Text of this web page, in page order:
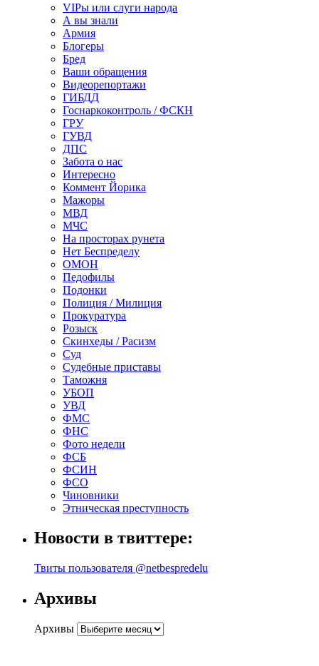
VIPы или слуги народа
А вы знали
Армия
Блогеры
Бред
Ваши обращения
Видеорепортажи
ГИБДД
Госнаркоконтроль / ФСКН
ГРУ
ГУВД
ДПС
Забота о нас
Интересно
Коммент Йорика
Мажоры
МВД
МЧС
На просторах рунета
Нет Беспределу
ОМОН
Педофилы
Подонки
Полиция / Милиция
Прокуратура
Розыск
Скинхеды / Расизм
Суд
Судебные приставы
Таможня
УБОП
УВД
ФМС
ФНС
Фото недели
ФСБ
ФСИН
ФСО
Чиновники
Этническая преступность
Новости в твиттере:
Твиты пользователя @netbespredelu
Архивы
Архивы